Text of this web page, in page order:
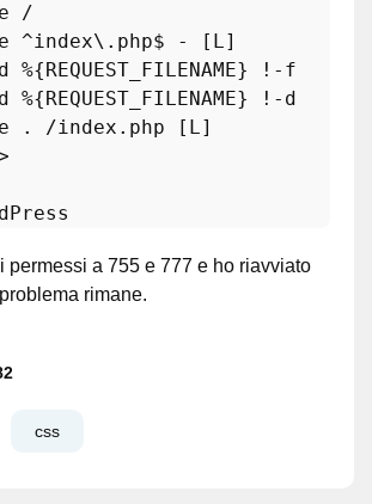
/
^index\.php$ - [L]
%{REQUEST_FILENAME} !-f
%{REQUEST_FILENAME} !-d
. /index.php [L]
permessi a 755 e 777 e ho riavviato
rimane.
css